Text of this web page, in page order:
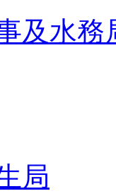
及水務
局